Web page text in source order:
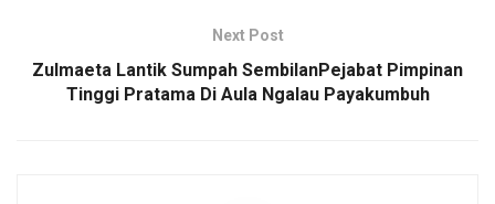
Next Post
Zulmaeta Lantik Sumpah SembilanPejabat Pimpinan
Tinggi Pratama Di Aula Ngalau Payakumbuh